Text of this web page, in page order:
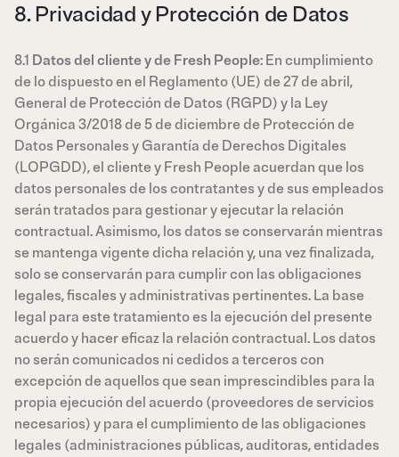
8. Privacidad y Protección de Datos
8.1 Datos del cliente y de Fresh People: En cumplimiento
de lo dispuesto en el Reglamento (UE) de 27 de abril,
General de Protección de Datos (RGPD) y la Ley
Orgánica 3/2018 de 5 de diciembre de Protección de
Datos Personales y Garantía de Derechos Digitales
(LOPGDD), el cliente y Fresh People acuerdan que los
datos personales de los contratantes y de sus empleados
serán tratados para gestionar y ejecutar la relación
contractual. Asimismo, los datos se conservarán mientras
se mantenga vigente dicha relación y, una vez finalizada,
solo se conservarán para cumplir con las obligaciones
legales, fiscales y administrativas pertinentes. La base
legal para este tratamiento es la ejecución del presente
acuerdo y hacer eficaz la relación contractual. Los datos
no serán comunicados ni cedidos a terceros con
excepción de aquellos que sean imprescindibles para la
propia ejecución del acuerdo (proveedores de servicios
necesarios) y para el cumplimiento de las obligaciones
legales (administraciones públicas, auditoras, entidades